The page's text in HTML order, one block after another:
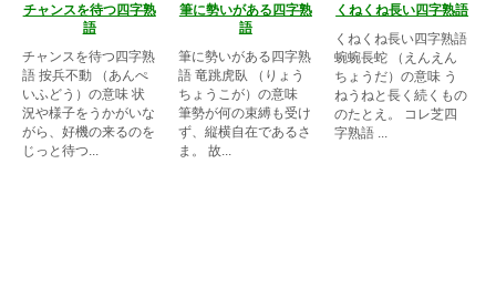
チャンスを待つ四字熟
語
チャンスを待つ四字熟
語 按兵不動 （あんぺ
いふどう）の意味 状
況や様子をうかがいな
がら、好機の来るのを
じっと待つ...
筆に勢いがある四字熟
語
筆に勢いがある四字熟
語 竜跳虎臥 （りょう
ちょうこが）の意味
筆勢が何の束縛も受け
ず、縦横自在であるさ
ま。 故...
くねくね長い四字熟語
くねくね長い四字熟語
蜿蜿長蛇 （えんえん
ちょうだ）の意味 う
ねうねと長く続くもの
のたとえ。 コレ芝四
字熟語 ...